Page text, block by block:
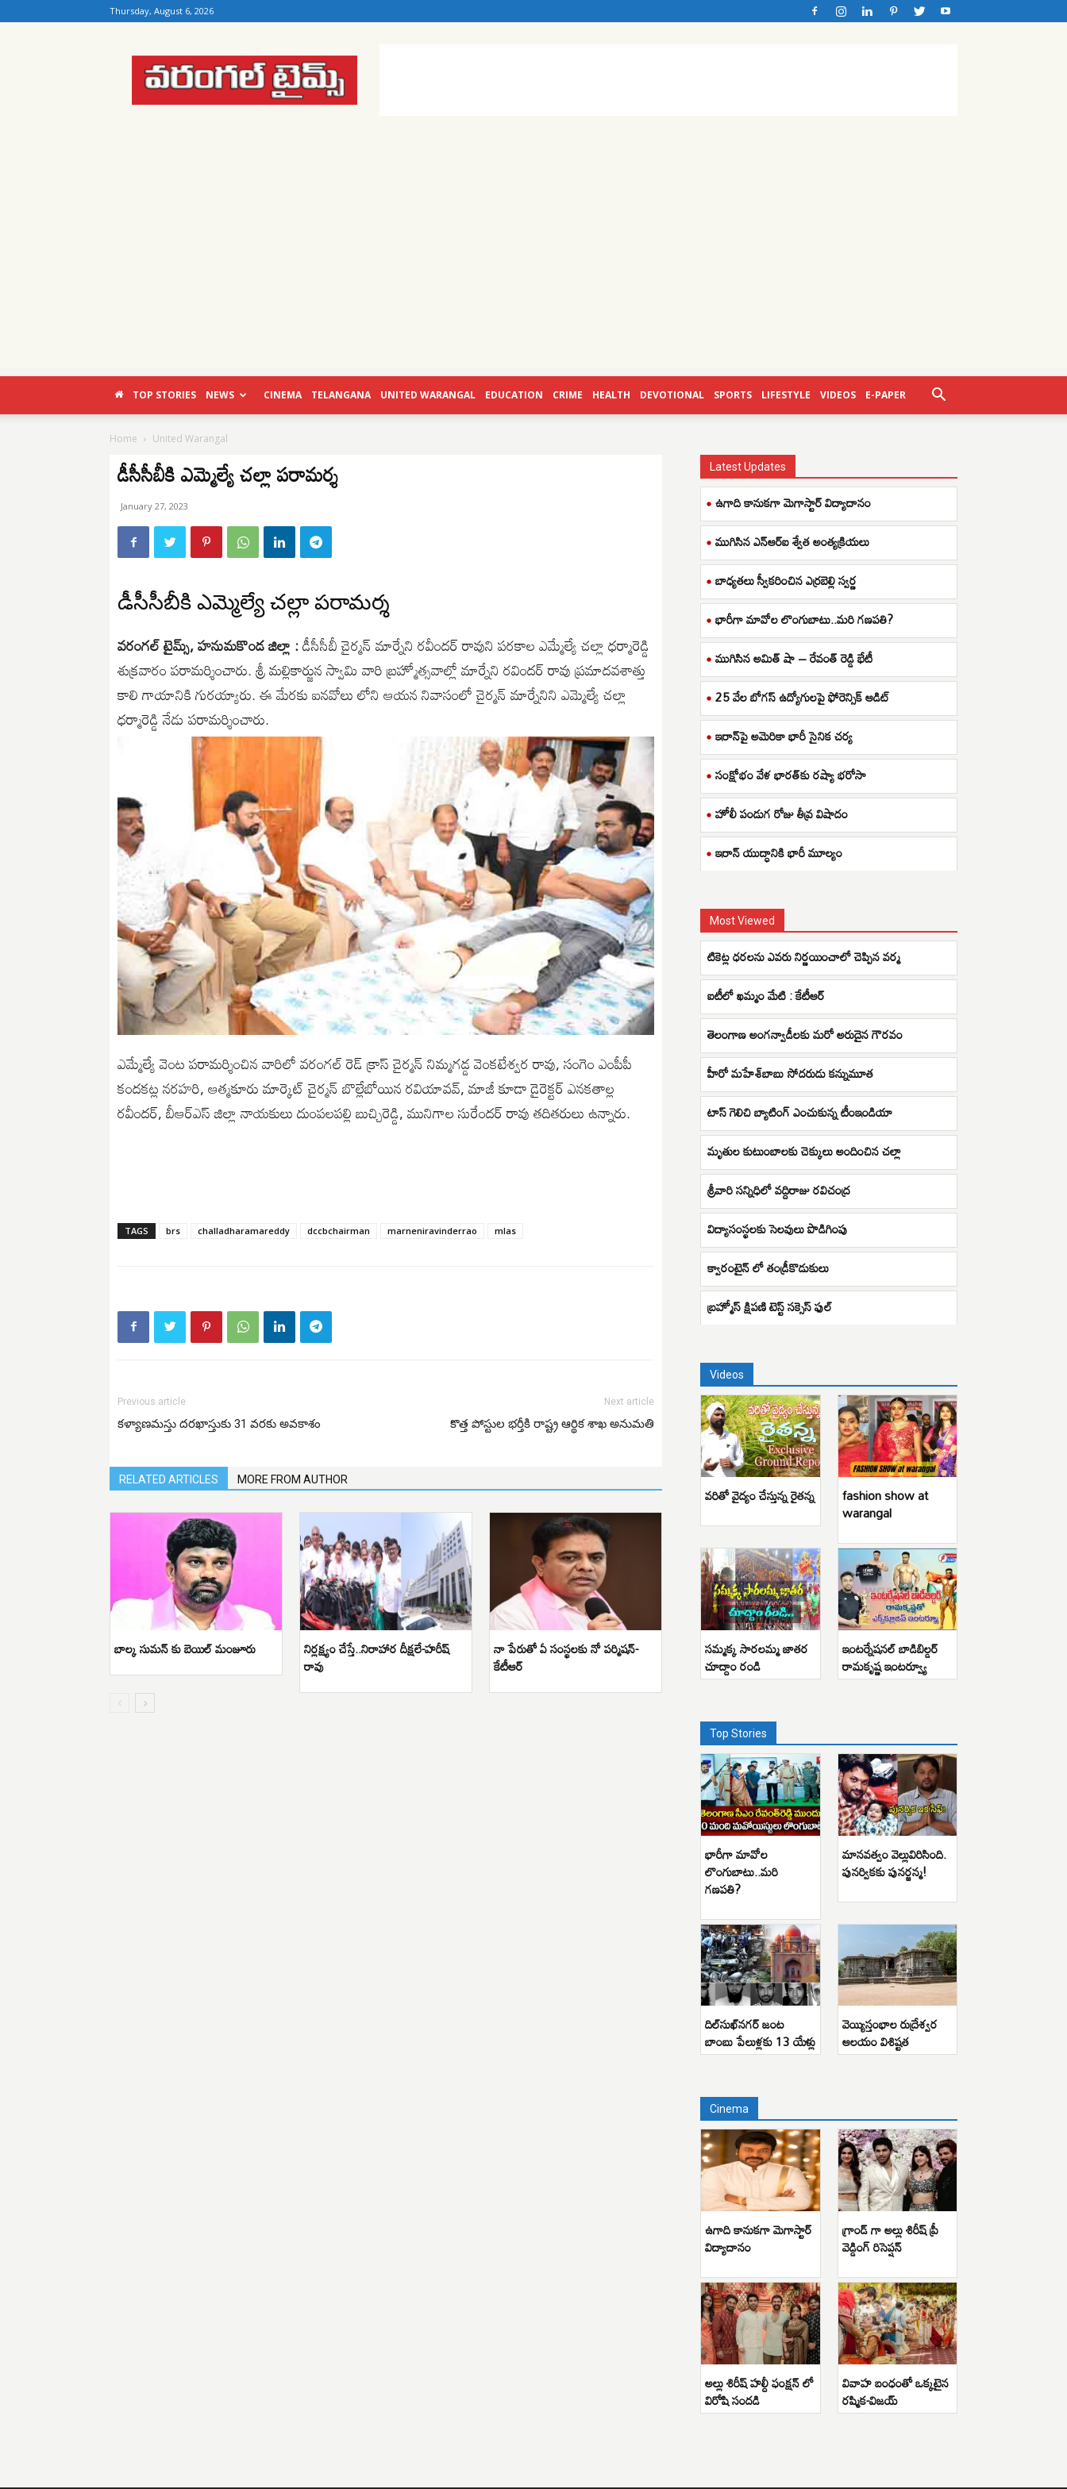
Thursday, August 6, 2026
Warangal
Times
TOP STORIES NEWS CINEMA TELANGANA UNITED WARANGAL EDUCATION CRIME HEALTH DEVOTIONAL SPORTS LIFESTYLE VIDEOS E-PAPER
Home United Warangal
డీసీసీబీకి ఎమ్మెల్యే చల్లా పరామర్శ
January 27, 2023
డీసీసీబీకి ఎమ్మెల్యే చల్లా పరామర్శ
వరంగల్ టైమ్స్, హనుమకొండ జిల్లా :డీసీసీబీ చైర్మన్ మార్నేని రవీందర్ రావుని పరకాల ఎమ్మేల్యే చల్లా ధర్మారెడ్డి
శుక్రవారం పరామర్శించారు. శ్రీ మల్లికార్జున స్వామి వారి బ్రహ్మోత్సవాల్లో మార్నేని రవిందర్ రావు ప్రమాదవశాత్తు
కాలి గాయానికి గురయ్యారు. ఈ మేరకు ఐనవోలు లోని ఆయన నివాసంలో చైర్మన్ మార్నేనిని ఎమ్మెల్యే చల్లా
ధర్మారెడ్డి నేడు పరామర్శించారు.
ఎమ్మేల్యే వెంట పరామర్శించిన వారిలో వరంగల్ రెడ్ క్రాస్ చైర్మన్ నిమ్మగడ్డ వెంకటేశ్వర రావు, సంగెం ఎంపీపీ
కందకట్ల నరహరి, ఆత్మకూరు మార్కెట్ చైర్మన్ బొల్లేబోయిన రవియావవ్, మాజీ కూడా డైరెక్టర్ ఎనకతాల్ల
రవీందర్, బీఆర్ఎస్ జిల్లా నాయకులు దుంపలపల్లి బుచ్చిరెడ్డి, మునిగాల సురేందర్ రావు తదితరులు ఉన్నారు.
TAGS brs challadharamareddy dccbchairman marneniravinderrao mlas
Previous article
కళ్యాణమస్తు దరఖాస్తుకు 31 వరకు అవకాశం
Next article
కొత్త పోస్టుల భర్తీకి రాష్ట్ర ఆర్థిక శాఖ అనుమతి
RELATED ARTICLES MORE FROM AUTHOR
బాల్క సుమన్ కు బెయిల్ మంజూరు నిర్లక్ష్యం చేస్తే..నిరాహార దీక్షలే-హరీష్
రావు
నా పేరుతో ఏ సంస్థలకు నో పర్మిషన్-
కేటీఆర్
Latest Updates
ఉగాది కానుకగా మెగాస్టార్ విద్యాదానం
ముగిసిన ఎన్ఆర్ఐ శ్వేత అంత్యక్రియలు
బాధ్యతలు స్వీకరించిన ఎర్రబెల్లి స్వర్ణ
భారీగా మావోల లొంగుబాటు..మరి గణపతి?
ముగిసిన అమిత్ షా – రేవంత్ రెడ్డి భేటీ
25 వేల బోగస్ ఉద్యోగులపై ఫోరెన్సిక్ ఆడిట్
ఇరాన్‌పై అమెరికా భారీ సైనిక చర్య
సంక్షోభం వేళ భారత్‌కు రష్యా భరోసా
హోలీ పండుగ రోజు తీవ్ర విషాదం
ఇరాన్ యుద్ధానికి భారీ మూల్యం
Most Viewed
టికెట్ల ధరలను ఎవరు నిర్ణయించాలో చెప్పిన వర్మ
ఐటీలో ఖమ్మం మేటి : కేటీఆర్
తెలంగాణ అంగన్వాడీలకు మరో అరుదైన గౌరవం
హీరో మహేశ్‌బాబు సోదరుడు కన్నుమూత
టాస్ గెలిచి బ్యాటింగ్ ఎంచుకున్న టీంఇండియా
మృతుల కుటుంబాలకు చెక్కులు అందించిన చల్లా
శ్రీవారి సన్నిధిలో వద్దిరాజు రవిచంద్ర
విద్యాసంస్థలకు సెలవులు పొడిగింపు
క్వారంటైన్ లో తండ్రీకొడుకులు
బ్రహ్మోస్ క్షిపణి టెస్ట్ సక్సెస్ ఫుల్
Videos
వరితో వైద్యం చేస్తున్న రైతన్న fashion show at
warangal
సమ్మక్క సారలమ్మ జాతర
చూద్దాం రండి
ఇంటర్నేషనల్ బాడిబిల్డర్
రామకృష్ణ ఇంటర్వ్యూ
Top Stories
భారీగా మావోల
లొంగుబాటు..మరి
గణపతి?
మానవత్వం వెల్లువిరిసింది.
పునర్వికకు పునర్జన్మ!
దిల్‌సుఖ్‌నగర్ జంట
బాంబు పేలుళ్లకు 13 యేళ్లు
వెయ్యిస్తంభాల రుద్రేశ్వర
ఆలయం విశిష్టత
Cinema
ఉగాది కానుకగా మెగాస్టార్
విద్యాదానం
గ్రాండ్ గా అల్లు శిరీష్ ప్రీ
వెడ్డింగ్ రిసెప్షన్
అల్లు శిరీష్ హల్దీ ఫంక్షన్ లో
విరోషి సందడి
వివాహ బంధంతో ఒక్కటైన
రష్మిక-విజయ్